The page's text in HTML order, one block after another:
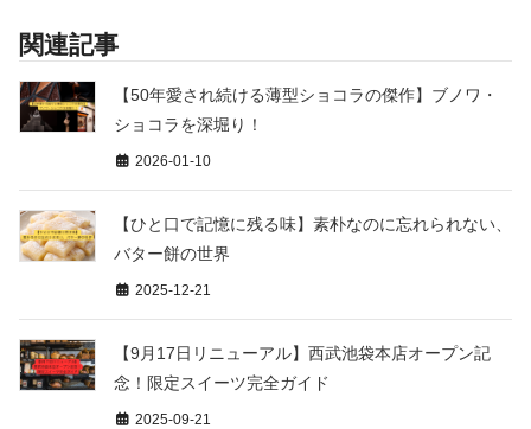
関連記事
【50年愛され続ける薄型ショコラの傑作】ブノワ・
ショコラを深堀り！
2026-01-10
【ひと口で記憶に残る味】素朴なのに忘れられない、
バター餅の世界
2025-12-21
【9月17日リニューアル】西武池袋本店オープン記
念！限定スイーツ完全ガイド
2025-09-21